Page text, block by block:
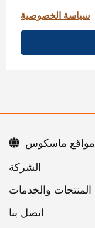
سياسة الخصوصية
اتصل بنا
مواقع ماسكوس